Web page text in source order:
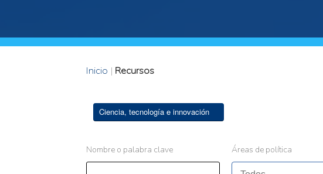
Inicio | Recursos
Ciencia, tecnología e innovación
Nombre o palabra clave Áreas de política